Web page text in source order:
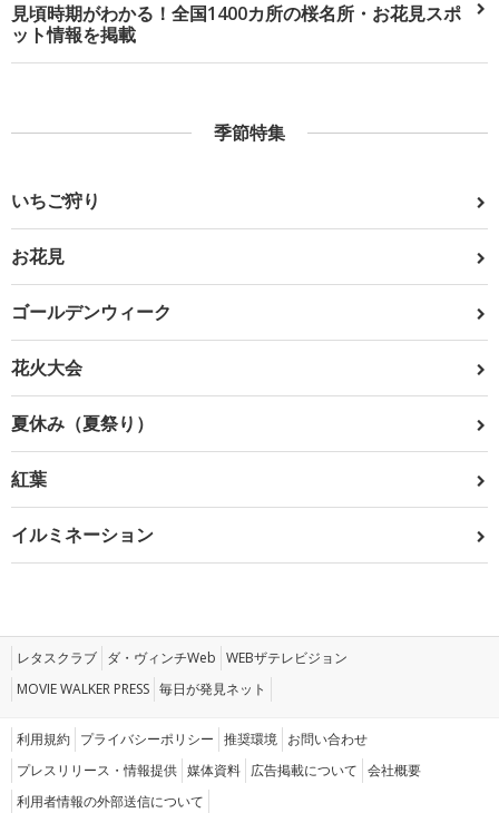
見頃時期がわかる！全国1400カ所の桜名所・お花見スポ
ット情報を掲載
季節特集
いちご狩り
お花見
ゴールデンウィーク
花火大会
夏休み（夏祭り）
紅葉
イルミネーション
レタスクラブ ダ・ヴィンチWeb WEBザテレビジョン
MOVIE WALKER PRESS 毎日が発見ネット
利用規約 プライバシーポリシー 推奨環境 お問い合わせ
プレスリリース・情報提供 媒体資料 広告掲載について 会社概要
利用者情報の外部送信について